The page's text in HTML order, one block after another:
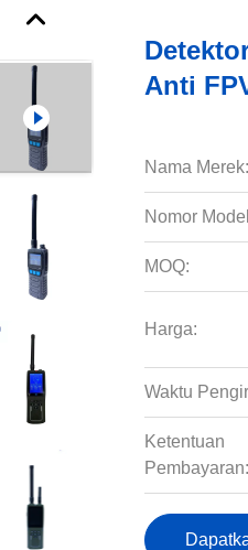
Anti
Nama Merek:
Nomor
MOQ:
Harga:
Waktu
Ketentuan
Pembayaran: